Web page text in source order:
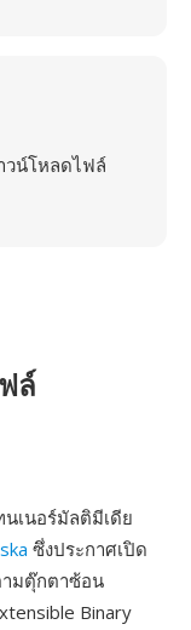
วน์โหลดไฟล์
ล์
เนอร์มัลติมีเดีย
ซึ่งประกาศเปิด
มตุ๊กตาซ้อน
Binary